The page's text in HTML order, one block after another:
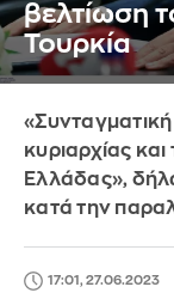
βελτίωση
Τουρκία
κυριαρχίας
Ελλάδας»,
κατά την
17:01, 27.06.2023